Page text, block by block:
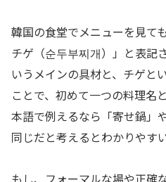
韓国の食堂でメニューを見て
チゲ（순두부찌개）」と表記
いうメインの具材と、チゲと
ことで、初めて一つの料理名
本語で例えるなら「寄せ鍋」
同じだと考えるとわかりやす
もし、フォーマルな場や正確